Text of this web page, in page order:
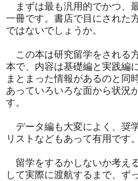
まずは最も汎用的でかつ、
一冊です。書店で目にされた
ではないでしょうか。
この本は研究留学をされる
本で、内容は基礎編と実践編
まとまった情報があるのと同
あっていろいろな面から状況
す。
データ編も大変によく、奨
リストなどもあって有用です。
留学をするかしないか考え
して実際に渡航するまで、ず